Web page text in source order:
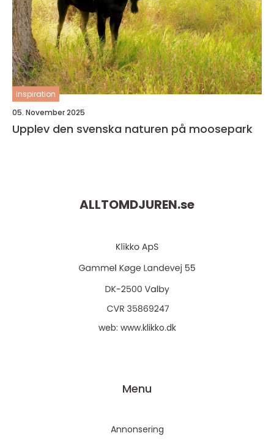
inspiration
05. November 2025
Upplev den svenska naturen på moosepark
ALLTOMDJUREN.se
web: www.klikko.dk
Menu
Annonsering